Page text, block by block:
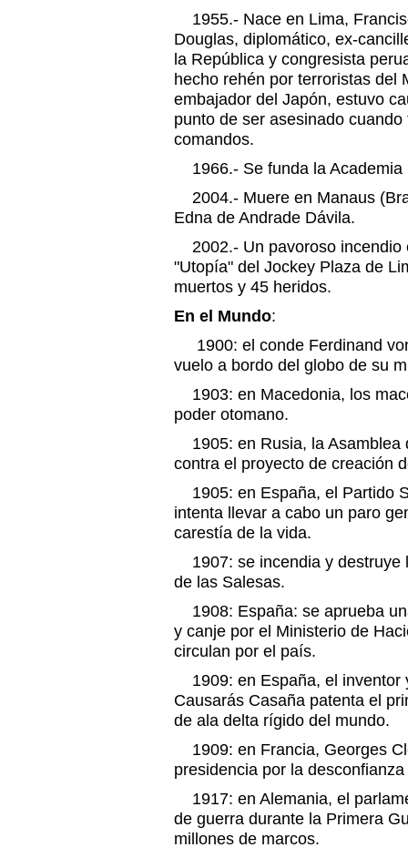
1955.- Nace en Lima,
Douglas, diplomático, ex-
la República y congresista
hecho rehén por terroristas del
embajador del Japón, estuvo
punto de ser asesinado
comandos.
1966.- Se funda la Academia
2004.- Muere en Manaus
Edna de Andrade Dávila.
2002.- Un pavoroso incendio
"Utopía" del Jockey Plaza de
muertos y 45 heridos.
En el Mundo:
1900: el conde Ferdinand
vuelo a bordo del globo de su
1903: en Macedonia, los
poder otomano.
1905: en Rusia, la Asamblea
contra el proyecto de creación
1905: en España, el Partido
intenta llevar a cabo un paro
carestía de la vida.
1907: se incendia y destruye
de las Salesas.
1908: España: se aprueba
y canje por el Ministerio de
circulan por el país.
1909: en España, el inventor
Causarás Casaña patenta el
de ala delta rígido del mundo.
1909: en Francia, Georges
presidencia por la
1917: en Alemania, el
de guerra durante la Primera
millones de marcos.